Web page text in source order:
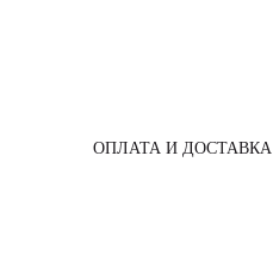
ОПЛАТА И ДОСТАВКА